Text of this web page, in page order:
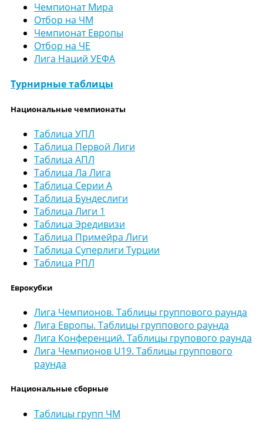
Чемпионат Мира
Отбор на ЧМ
Чемпионат Европы
Отбор на ЧЕ
Лига Наций УЕФА
Турнирные таблицы
Национальные чемпионаты
Таблица УПЛ
Таблица Первой Лиги
Таблица АПЛ
Таблица Ла Лига
Таблица Серии А
Таблица Бундеслиги
Таблица Лиги 1
Таблица Эредивизи
Таблица Примейра Лиги
Таблица Суперлиги Турции
Таблица РПЛ
Еврокубки
Лига Чемпионов. Таблицы группового раунда
Лига Европы. Таблицы группового раунда
Лига Конференций. Таблицы групового раунда
Лига Чемпионов U19. Таблицы группового
раунда
Национальные сборные
Таблицы групп ЧМ